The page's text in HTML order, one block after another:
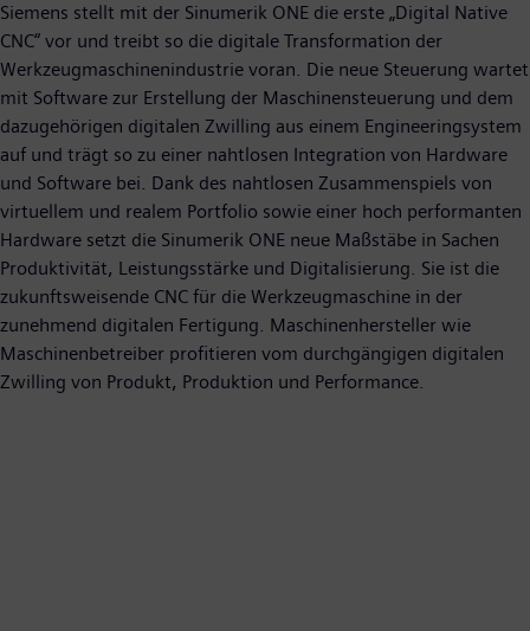
Siemens stellt mit der Sinumerik ONE die erste „Digital Native
CNC“ vor und treibt so die digitale Transformation der
Werkzeugmaschinenindustrie voran. Die neue Steuerung wartet
mit Software zur Erstellung der Maschinensteuerung und dem
dazugehörigen digitalen Zwilling aus einem Engineeringsystem
auf und trägt so zu einer nahtlosen Integration von Hardware
und Software bei. Dank des nahtlosen Zusammenspiels von
virtuellem und realem Portfolio sowie einer hoch performanten
Hardware setzt die Sinumerik ONE neue Maßstäbe in Sachen
Produktivität, Leistungsstärke und Digitalisierung. Sie ist die
zukunftsweisende CNC für die Werkzeugmaschine in der
zunehmend digitalen Fertigung. Maschinenhersteller wie
Maschinenbetreiber profitieren vom durchgängigen digitalen
Zwilling von Produkt, Produktion und Performance.